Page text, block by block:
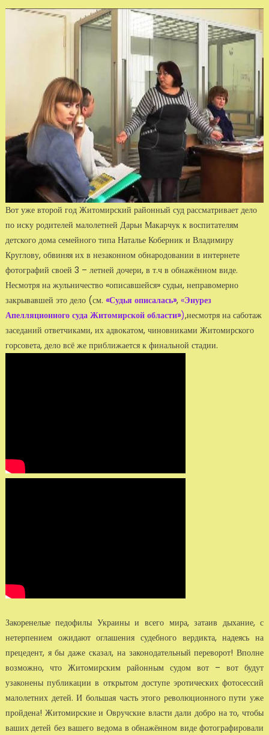
Вот уже второй год Житомирский районный суд рассматривает дело
по иску родителей малолетней Дарьи Макарчук к воспитателям
детского дома семейного типа Наталье Коберник и Владимиру
Круглову, обвиняя их в незаконном обнародовании в интернете
фотографий своей 3 – летней дочери, в т.ч в обнажённом виде.
Несмотря на жульничество «описавшейся» судьи, неправомерно
закрывавшей это дело (см. «Судья описалась», «Энурез
Апелляционного суда Житомирской области»),несмотря на саботаж
заседаний ответчиками, их адвокатом, чиновниками Житомирского
горсовета, дело всё же приближается к финальной стадии.
Закоренелые педофилы Украины и всего мира, затаив дыхание, с
нетерпением ожидают оглашения судебного вердикта, надеясь на
прецедент, я бы даже сказал, на законодательный переворот! Вполне
возможно, что Житомирским районным судом вот – вот будут
узаконены публикации в открытом доступе эротических фотосессий
малолетних детей. И большая часть этого революционного пути уже
пройдена! Житомирские и Овручские власти дали добро на то, чтобы
ваших детей без вашего ведома в обнажённом виде фотографировали